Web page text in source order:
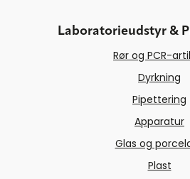
Laboratorieudstyr &
Rør og PCR-
Dyrkning
Pipettering
Apparatur
Glas og
Plast